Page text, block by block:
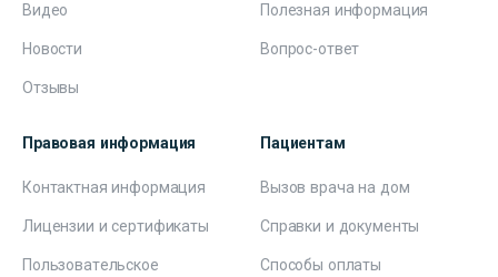
Видео
Новости
Отзывы
Полезная информация
Вопрос-ответ
Правовая информация
Контактная информация
Лицензии и сертификаты
Пользовательское
Пациентам
Вызов врача на дом
Справки и документы
Способы оплаты